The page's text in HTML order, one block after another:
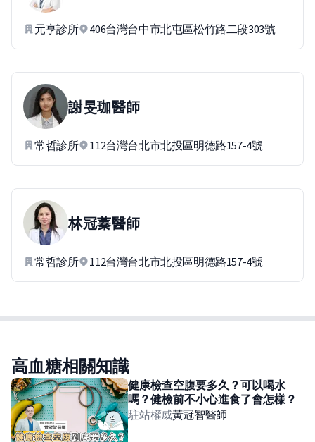
元亨診所 406台灣台中市北屯區松竹路二段303號
謝旻珈醫師
常哲診所 112台灣台北市北投區明德路157-4號
林冠蓁醫師
常哲診所 112台灣台北市北投區明德路157-4號
高血糖相關知識
健康檢查空腹要多久？可以喝水
嗎？健檢前不小心進食了會怎樣？
駐站權威黃冠智醫師